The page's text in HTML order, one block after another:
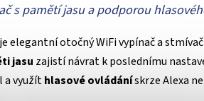
s pamětí jasu a podporou
je elegantní otočný WiFi vypínač a
jasu zajistí návrat k poslednímu
a využíthlasové ovládánískrze Alexa